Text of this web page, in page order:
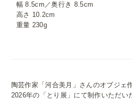
幅 8.5cm／奥行き 8.5cm
高さ 10.2cm
重量 230g
陶芸作家「河合美月」さんのオブジェ作
2026年の「とり展」にて制作いただい